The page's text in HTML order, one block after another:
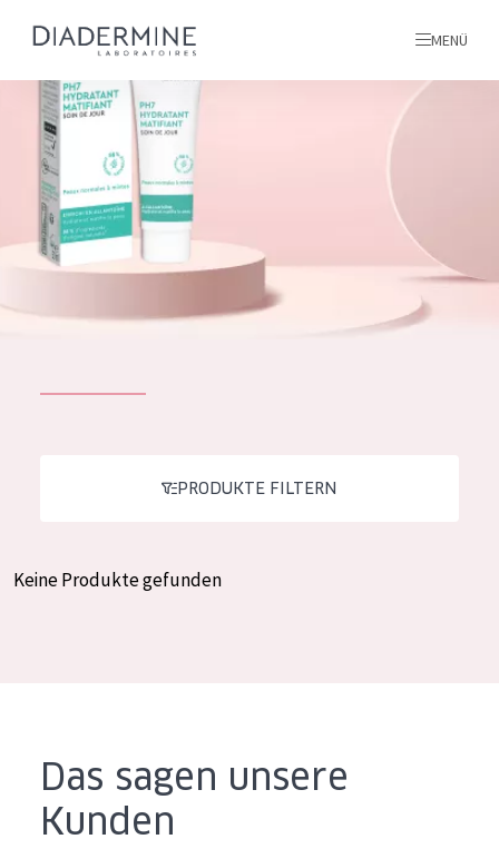
Nachtcreme
Augencreme
ALLE PRODUKTE
Alle produkte
MENÜ
Startseite
inhaltsstoffe
Spanish
PRODUKTE FILTERN
Keine Produkte gefunden
Das sagen unsere
Kunden